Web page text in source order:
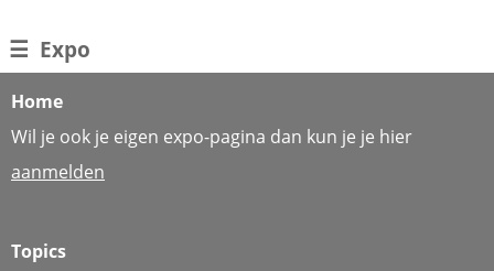
☰ Expo
Home
Wil je ook je eigen expo-pagina dan kun je je hier
aanmelden
Topics